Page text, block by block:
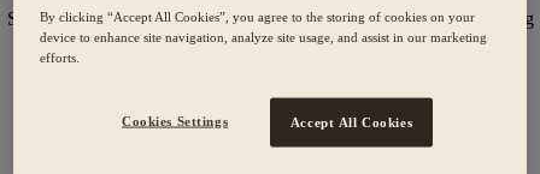
Svanemerkede kjøkken med fokus på bærekraft og omsorgsfulle valg
for miljøet.
By clicking “Accept All Cookies”, you agree to the storing of cookies on your
device to enhance site navigation, analyze site usage, and assist in our marketing
efforts.
Cookies Settings Accept All Cookies